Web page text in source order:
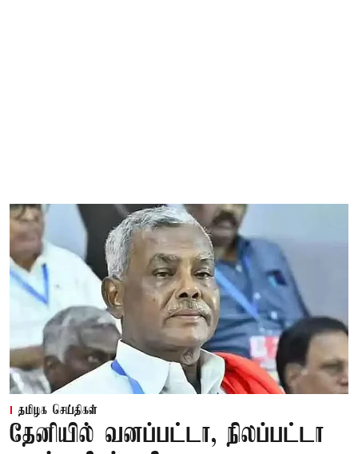
தமிழக செய்திகள்
தேனியில் வனப்பட்டா, நிலப்பட்டா